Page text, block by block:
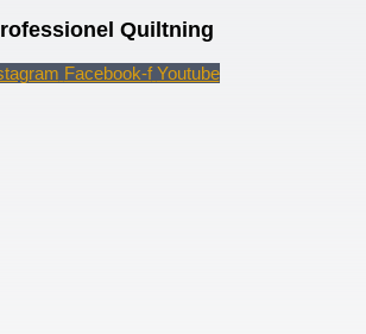
Quiltning
Facebook-f Youtube